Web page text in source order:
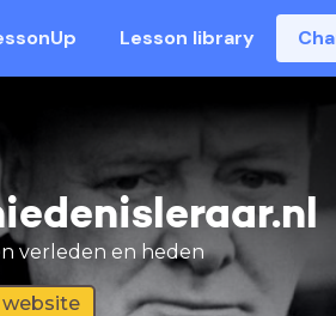
Lesson library
verleden en heden